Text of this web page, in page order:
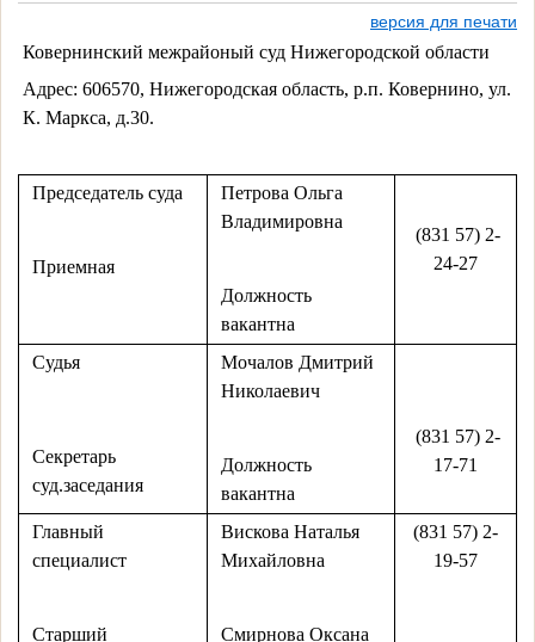
версия для печати
Ковернинский межрайоный суд Нижегородской области
Адрес: 606570, Нижегородская область, р.п. Ковернино, ул.
К. Маркса, д.30.
Председатель суда
Приемная
Петрова Ольга
Владимировна
Должность
вакантна
(831 57) 2-
24-27
Судья
Секретарь
суд.заседания
Мочалов Дмитрий
Николаевич
Должность
вакантна
(831 57) 2-
17-71
Главный
специалист
Старший
Вискова Наталья
Михайловна
Смирнова Оксана
(831 57) 2-
19-57